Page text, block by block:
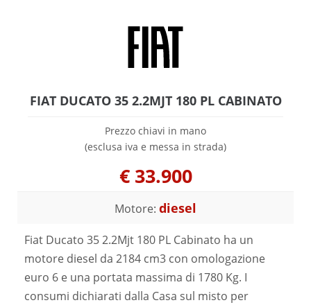
FIAT DUCATO 35 2.2MJT 180 PL CABINATO
Prezzo chiavi in mano
(esclusa iva e messa in strada)
€ 33.900
Motore: diesel
Fiat Ducato 35 2.2Mjt 180 PL Cabinato ha un
motore diesel da 2184 cm3 con omologazione
euro 6 e una portata massima di 1780 Kg. I
consumi dichiarati dalla Casa sul misto per